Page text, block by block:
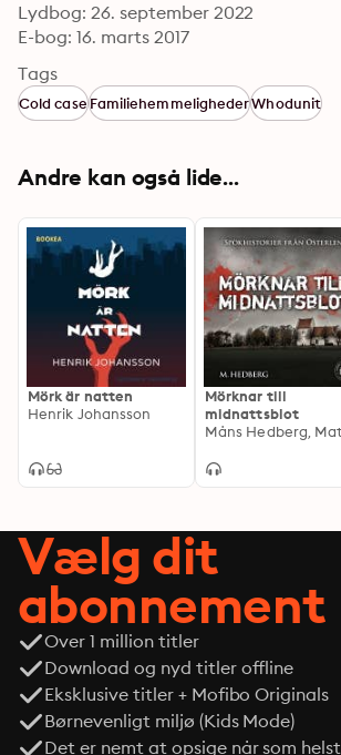
Lydbog: 26. september 2022
E-bog: 16. marts 2017
Tags
Cold caseFamiliehemmelighederWhodunit
Andre kan også lide...
Mörk är natten
Henrik Johansson
Mörknar till
midnattsblot
Vælg dit
abonnement
Over 1 million titler
Download og nyd titler offline
Eksklusive titler + Mofibo Originals
Børnevenligt miljø (Kids Mode)
Det er nemt at opsige når som helst